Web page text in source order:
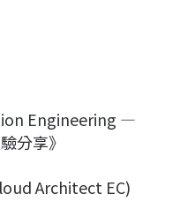
Engineering —
分享》
Architect EC)